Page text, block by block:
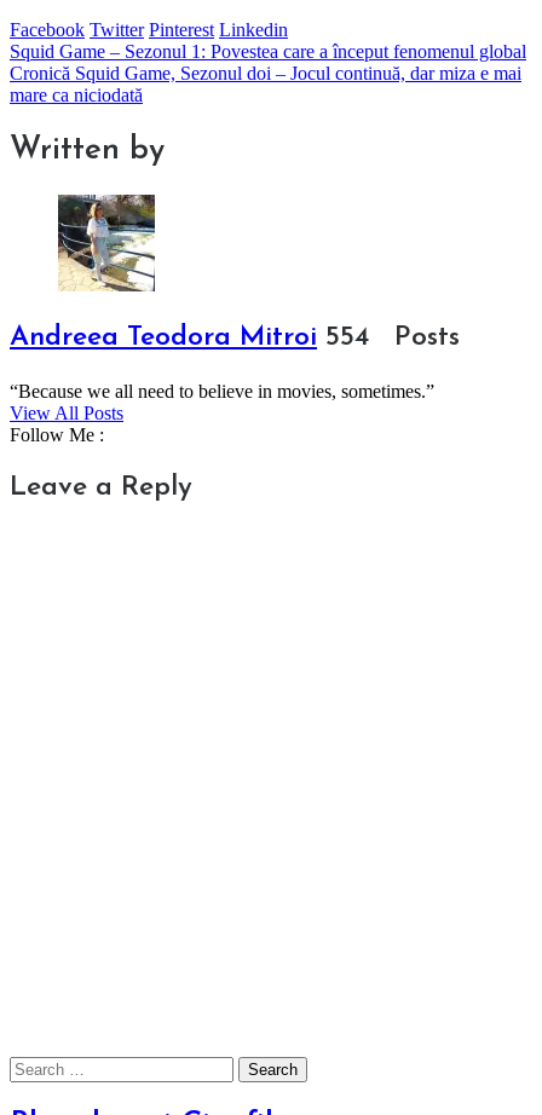
Facebook Twitter Pinterest Linkedin
Post
navigation
Squid Game – Sezonul 1: Povestea care a început fenomenul global
Cronică Squid Game, Sezonul doi – Jocul continuă, dar miza e mai
mare ca niciodată
Written by
Andreea Teodora Mitroi 554 Posts
“Because we all need to believe in movies, sometimes.”
View All Posts
Follow Me :
Leave a Reply
Search
for: